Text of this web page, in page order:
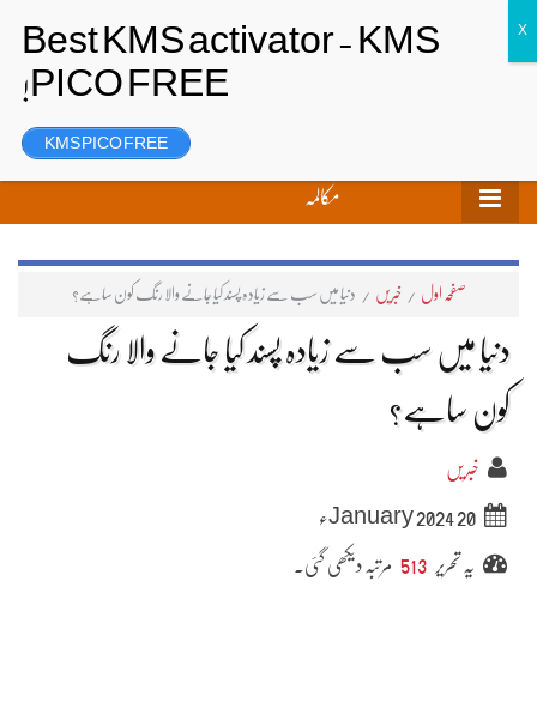
رجسٹر
مکالمہ
صفحہ اول / خبریں / دنیا میں سب سے زیادہ پسند کیا جانے والا رنگ کون ساہے؟
دنیا میں سب سے زیادہ پسند کیا جانے والا رنگ
کون ساہے؟
خبریں
20 January 2024ء
یہ تحریر 513 مرتبہ دیکھی گئی۔
KMS PICO FREE